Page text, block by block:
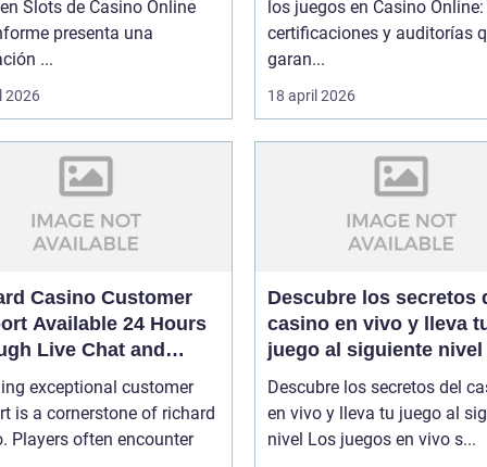
Slots de Casino Online
presenta una
...
2026
los juegos en Casino Online:
certificaciones y auditorías
garan...
18 april 2026
Casino Customer
Available 24 Hours
Live Chat and
exceptional customer
is a cornerstone of richard
Players often encounter
Descubre los secretos
casino en vivo y lleva
juego al siguiente nivel
Descubre los secretos del
en vivo y lleva tu juego al
nivel Los juegos en vivo s...